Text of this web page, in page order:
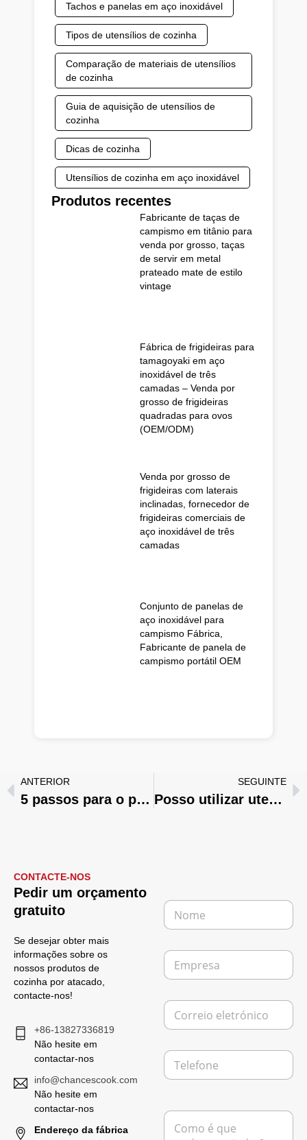
Tachos e panelas em aço inoxidável
Tipos de utensílios de cozinha
Comparação de materiais de utensílios
de cozinha
Guia de aquisição de utensílios de
cozinha
Dicas de cozinha
Utensílios de cozinha em aço inoxidável
Produtos recentes
Fabricante de taças de
campismo em titânio para
venda por grosso, taças
de servir em metal
prateado mate de estilo
vintage
Fábrica de frigideiras para
tamagoyaki em aço
inoxidável de três
camadas – Venda por
grosso de frigideiras
quadradas para ovos
(OEM/ODM)
Venda por grosso de
frigideiras com laterais
inclinadas, fornecedor de
frigideiras comerciais de
aço inoxidável de três
camadas
Conjunto de panelas de
aço inoxidável para
campismo Fábrica,
Fabricante de panela de
campismo portátil OEM
ANTERIOR
5 passos para o processo de fabrico de panelas de aço inoxidável
SEGUINTE
Posso utilizar utensílios de cozinha de indução num fogão a gás?
CONTACTE-NOS
Pedir um orçamento
gratuito
Se desejar obter mais
informações sobre os
nossos produtos de
cozinha por atacado,
contacte-nos!
+86-13827336819
Não hesite em
contactar-nos
info@chancescook.com
Não hesite em
contactar-nos
Endereço da fábrica
N
m
*E
p
e
s
a
C
r
e
i
o
l
T
l
f
oM